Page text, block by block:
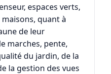
espaces verts,
quant à
de leur
marches, pente,
du jardin, de la
la gestion des vues